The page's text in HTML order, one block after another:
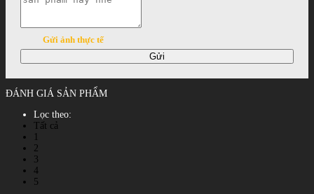
Gửi ảnh thực tế
Gửi
ĐÁNH GIÁ SẢN PHẨM
Lọc theo:
Tất cả
2
3
4
5